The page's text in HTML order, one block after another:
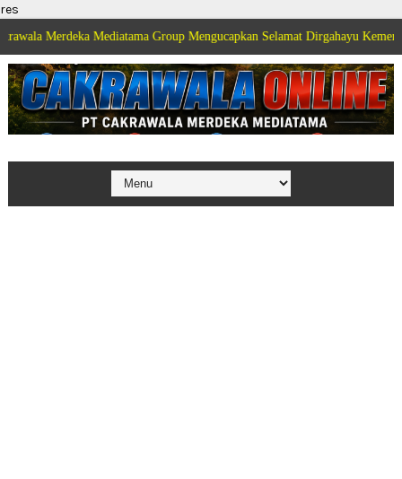
res
Mediatama Group Mengucapkan Selamat Dirgahayu Kemerdekaan